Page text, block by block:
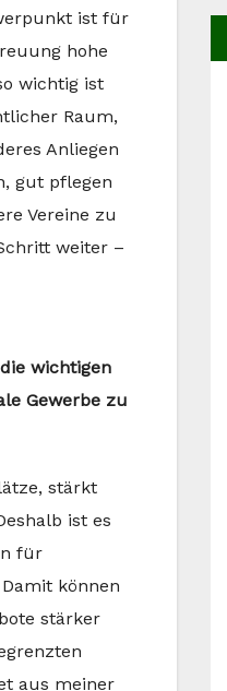
ist für
hohe
wichtig ist
Raum,
Anliegen
gut pflegen
Vereine zu
weiter –
wichtigen
Gewerbe zu
stärkt
ist es
für
können
stärker
aus meiner